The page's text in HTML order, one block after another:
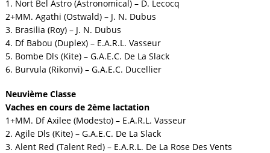
1. Nort Bel Astro (Astronomical) – D. Lecocq
2+MM. Agathi (Ostwald) – J. N. Dubus
3. Brasilia (Roy) – J. N. Dubus
4. Df Babou (Duplex) – E.A.R.L. Vasseur
5. Bombe Dls (Kite) – G.A.E.C. De La Slack
6. Burvula (Rikonvi) – G.A.E.C. Ducellier
Neuvième Classe
Vaches en cours de 2ème lactation
1+MM. Df Axilee (Modesto) – E.A.R.L. Vasseur
2. Agile Dls (Kite) – G.A.E.C. De La Slack
3. Alent Red (Talent Red) – E.A.R.L. De La Rose Des Vents